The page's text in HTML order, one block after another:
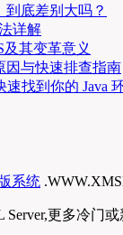
到底差别大吗？
详解
其变革意义
因与快速排查指南
找到你的 Java
系统
更多冷门